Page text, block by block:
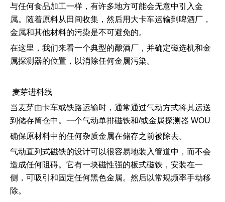
与任何食品加工一样，有许多地方可能会无意中引入金
属。随着原料从田间收集，然后用大卡车运输到啤酒厂，
金属和其他材料的污染是不可避免的。
在这里，我们来看一个典型的酿酒厂，并确定磁选机和金
属探测器的位置，以消除任何金属污染。
麦芽进料线
当麦芽由卡车或铁路运输时，通常通过气动方式将其运送
到储存筒仓中。一个气动单排磁铁和/或金属探测器 WOU
确保原材料中的任何杂质金属在储存之前被除去。
气动直列式磁铁的设计可以很容易地装入管道中，而不会
造成任何阻碍。它有一块磁性强的板式磁铁，安装在一
侧，可吸引和固定任何黑色金属。然后以常规频率手动移
除。